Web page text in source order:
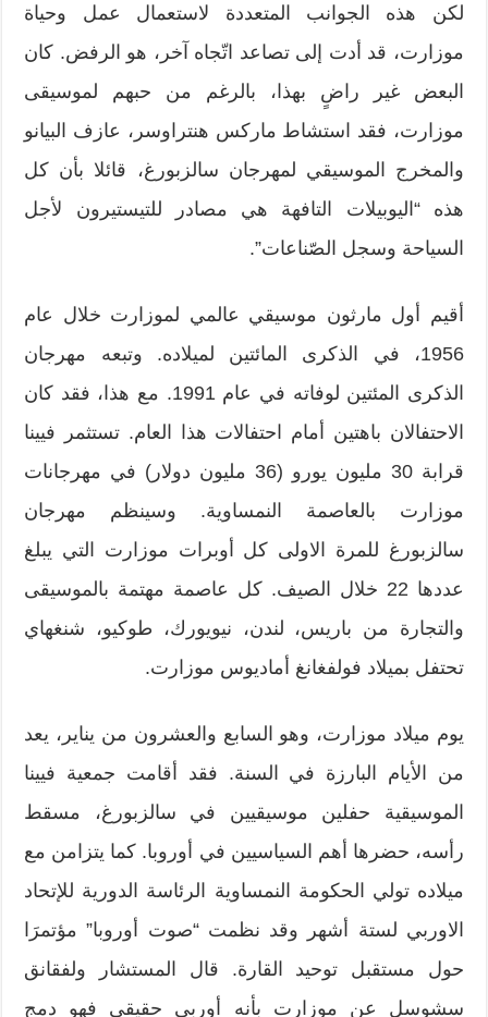
لكن هذه الجوانب المتعددة لاستعمال عمل وحياة
موزارت، قد أدت إلى تصاعد اتّجاه آخر، هو الرفض. كان
البعض غير راضٍ بهذا، بالرغم من حبهم لموسيقى
موزارت، فقد استشاط ماركس هنتراوسر، عازف البيانو
والمخرج الموسيقي لمهرجان سالزبورغ، قائلا بأن كل
هذه “اليوبيلات التافهة هي مصادر للتيستيرون لأجل
السياحة وسجل الصّناعات”.
أقيم أول مارثون موسيقي عالمي لموزارت خلال عام
1956، في الذكرى المائتين لميلاده. وتبعه مهرجان
الذكرى المئتين لوفاته في عام 1991. مع ھذا، فقد كان
الاحتفالان باهتين أمام احتفالات ھذا العام. تستثمر فيينا
قرابة 30 مليون يورو (36 مليون دولار) في مهرجانات
موزارت بالعاصمة النمساوية. وسينظم مهرجان
سالزبورغ للمرة الاولى كل أوبرات موزارت التي يبلغ
عددها 22 خلال الصیف. كل عاصمة مهتمة بالموسيقى
والتجارة من باريس، لندن، نيويورك، طوكيو، شنغهاي
تحتفل بميلاد فولفغانغ أماديوس موزارت.
يوم ميلاد موزارت، وهو السابع والعشرون من يناير، يعد
من الأيام البارزة في السنة. فقد أقامت جمعية فيينا
الموسيقية حفلين موسيقيين في سالزبورغ، مسقط
رأسه، حضرها أهم السياسيين في أوروبا. كما یتزامن مع
میلاده تولي الحكومة النمساویة الرئاسة الدوریة للإتحاد
الاوربي لستة أشھر وقد نظمت “صوت أوروبا” مؤتمرَا
حول مستقبل توحيد القارة. قال المستشار ولفقانق
سشوسل عن موزارت بأنه أوربي حقيقي فهو دمج